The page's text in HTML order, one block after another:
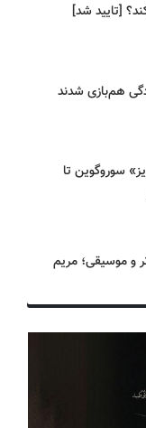
[تایید شد]
هم‌بازی شدند
سوروگوین تا
تئاتر و موسیقی؛ مریم